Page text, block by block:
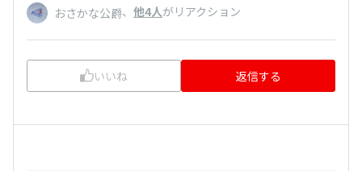
おさかな公爵、 他4人がリアクション
いいね 返信する